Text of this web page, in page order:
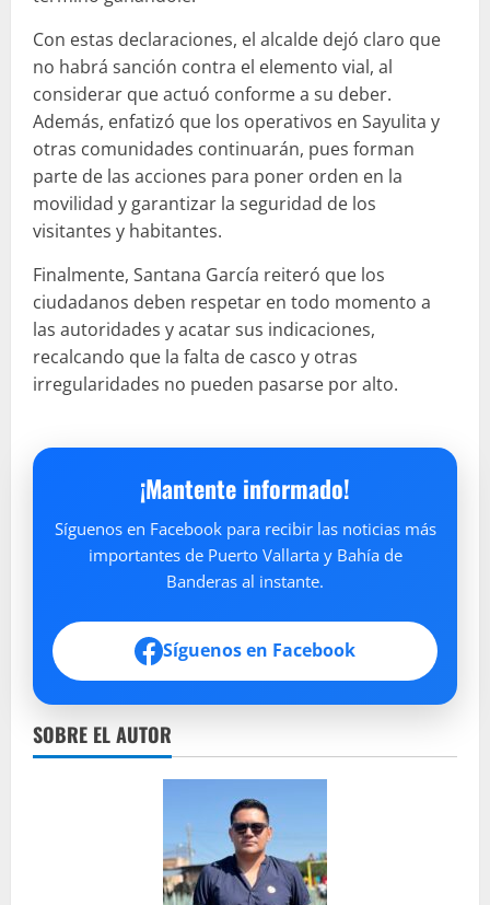
Con estas declaraciones, el alcalde dejó claro que
no habrá sanción contra el elemento vial, al
considerar que actuó conforme a su deber.
Además, enfatizó que los operativos en Sayulita y
otras comunidades continuarán, pues forman
parte de las acciones para poner orden en la
movilidad y garantizar la seguridad de los
visitantes y habitantes.
Finalmente, Santana García reiteró que los
ciudadanos deben respetar en todo momento a
las autoridades y acatar sus indicaciones,
recalcando que la falta de casco y otras
irregularidades no pueden pasarse por alto.
¡Mantente informado!
Síguenos en Facebook para recibir las noticias más
importantes de Puerto Vallarta y Bahía de
Banderas al instante.
Síguenos en Facebook
SOBRE EL AUTOR